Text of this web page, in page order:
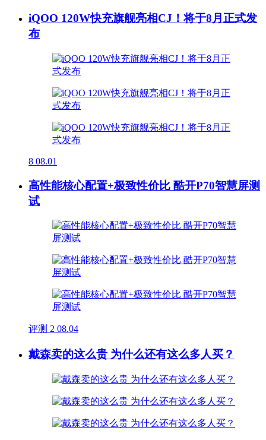
iQOO 120W快充旗舰亮相CJ！将于8月正式发
布
8 08.01
高性能核心配置+极致性价比 酷开P70智慧屏测
试
评测 2 08.04
戴森卖的这么贵 为什么还有这么多人买？